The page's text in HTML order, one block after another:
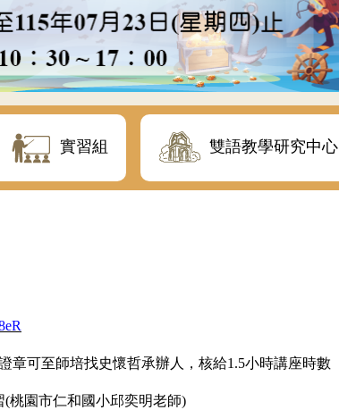
實習組 雙語教學研究中心
章可至師培找史懷哲承辦人，核給1.5小時講座時數
桃園市仁和國小邱奕明老師)